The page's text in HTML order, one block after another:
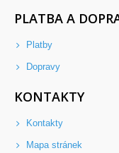
PLATBA A
Platby
Dopravy
KONTAKTY
Kontakty
Mapa stránek